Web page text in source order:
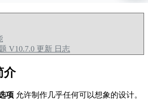
V10.7.0 更新 日志
介
项 允许制作几乎任何可以想象的设计。